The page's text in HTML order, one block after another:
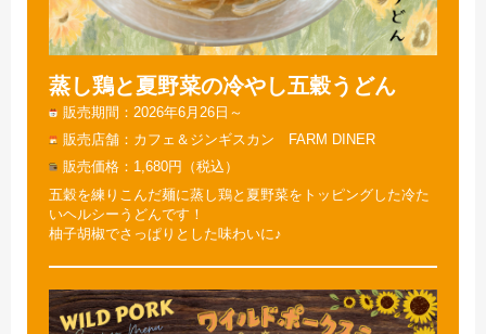
蒸し鶏と夏野菜の冷やし五穀うどん
販売期間
2026年6月26日～
販売店舗
カフェ＆ジンギスカン FARM DINER
販売価格
1,680円（税込）
五穀を練りこんだ麺に蒸し鶏と夏野菜をトッピングした冷た
いヘルシーうどんです！
柚子胡椒でさっぱりとした味わいに♪